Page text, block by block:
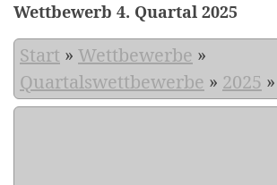
Wettbewerb 4. Quartal 2025
Start » Wettbewerbe »
Quartalswettbewerbe » 2025 »